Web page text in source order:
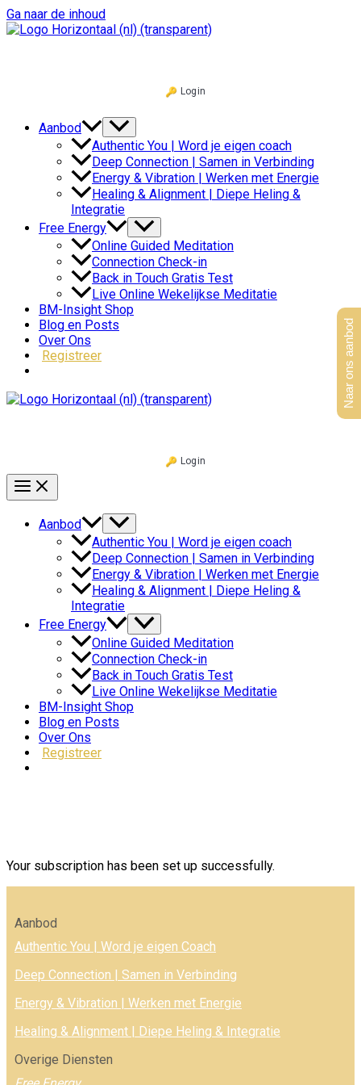
Ga naar de inhoud
Login
Aanbod
Authentic You | Word je eigen coach
Deep Connection | Samen in Verbinding
Energy & Vibration | Werken met Energie
Healing & Alignment | Diepe Heling &
Integratie
Free Energy
Online Guided Meditation
Connection Check-in
Back in Touch Gratis Test
Live Online Wekelijkse Meditatie
BM-Insight Shop
Blog en Posts
Over Ons
Registreer
Login
Aanbod
Authentic You | Word je eigen coach
Deep Connection | Samen in Verbinding
Energy & Vibration | Werken met Energie
Healing & Alignment | Diepe Heling &
Integratie
Free Energy
Online Guided Meditation
Connection Check-in
Back in Touch Gratis Test
Live Online Wekelijkse Meditatie
BM-Insight Shop
Blog en Posts
Over Ons
Registreer
Your subscription has been set up successfully.
Aanbod
Authentic You | Word je eigen Coach
Deep Connection | Samen in Verbinding
Energy & Vibration | Werken met Energie
Healing & Alignment | Diepe Heling & Integratie
Overige Diensten
Naar ons aanbod